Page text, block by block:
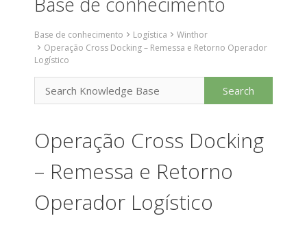
Base de conhecimento Logística
Winthor
Operação Cross Docking – Remessa e Retorno Operador
Logístico
Operação Cross Docking
– Remessa e Retorno
Operador Logístico